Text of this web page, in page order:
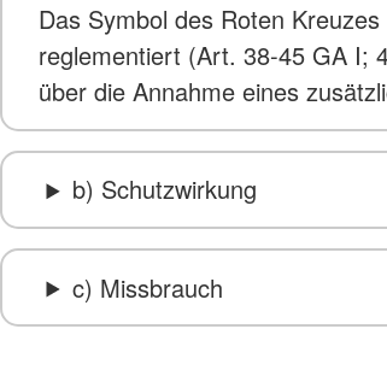
Das Symbol des Roten
reglementiert (Art. 38-45 GA I;
über die Annahme eines
b) Schutzwirkung
c) Missbrauch